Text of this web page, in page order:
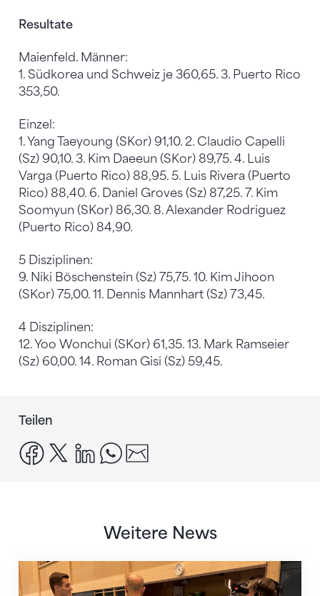
Resultate
Maienfeld. Männer:
1. Südkorea und Schweiz je 360,65. 3. Puerto Rico
353,50.
Einzel:
1. Yang Taeyoung (SKor) 91,10. 2. Claudio Capelli
(Sz) 90,10. 3. Kim Daeeun (SKor) 89,75. 4. Luis
Varga (Puerto Rico) 88,95. 5. Luis Rivera (Puerto
Rico) 88,40. 6. Daniel Groves (Sz) 87,25. 7. Kim
Soomyun (SKor) 86,30. 8. Alexander Rodriguez
(Puerto Rico) 84,90.
5 Disziplinen:
9. Niki Böschenstein (Sz) 75,75. 10. Kim Jihoon
(SKor) 75,00. 11. Dennis Mannhart (Sz) 73,45.
4 Disziplinen:
12. Yoo Wonchui (SKor) 61,35. 13. Mark Ramseier
(Sz) 60,00. 14. Roman Gisi (Sz) 59,45.
Teilen
facebook
x linkedinwhatsapp
Weitere News
Mit klaren Zielen nach Zagreb